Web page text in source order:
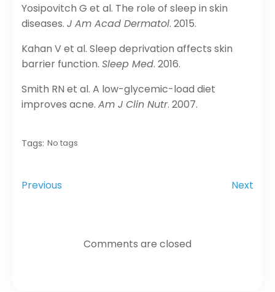
Yosipovitch G et al. The role of sleep in skin
diseases. J Am Acad Dermatol. 2015.
Kahan V et al. Sleep deprivation affects skin
barrier function. Sleep Med. 2016.
Smith RN et al. A low-glycemic-load diet
improves acne. Am J Clin Nutr. 2007.
Tags: No tags
Previous Next
Comments are closed